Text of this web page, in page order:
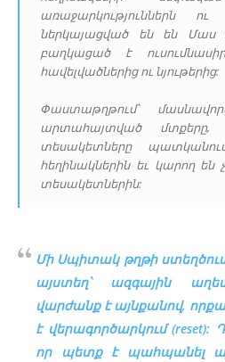
առաջարկություններն ու
ներկայացված են են Մաս
բաղկացած է
հավելվածներից ու նյութերից:
Փաստաթղթում՝
արտահայտված մտքերը,
տեսակետները
հեղինակներին եւ կարող են
տեսակետներին:
Մի Սպիտակ թղթի
այստեղ՝ ազգային
վարժանք է այնքանով,
է վերագործարկում (reset):
որ պետք է պահպանել